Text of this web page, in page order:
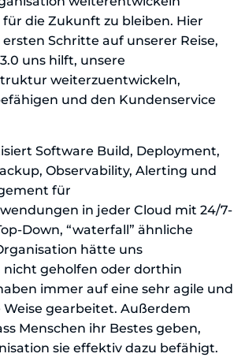
die Zukunft zu bleiben. Hier
Schritte auf unserer Reise,
uns hilft, unsere
weiterzuentwickeln,
und den Kundenservice
Software Build, Deployment,
Observability, Alerting und
für
in jeder Cloud mit 24/7-
Down, “waterfall” ähnliche
hätte uns
nicht geholfen oder dorthin
immer auf eine sehr agile und
gearbeitet. Außerdem
Menschen ihr Bestes geben,
sie effektiv dazu befähigt.